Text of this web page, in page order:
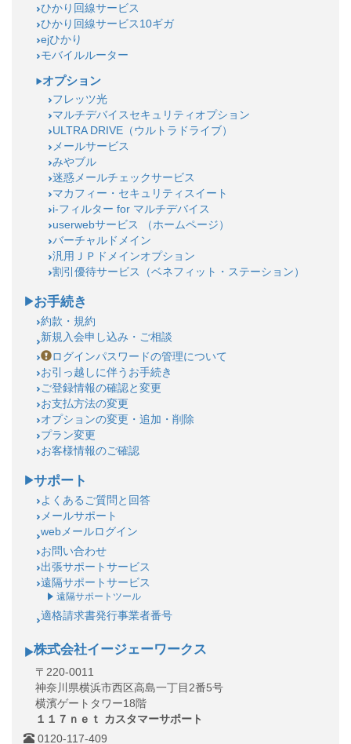
ひかり回線サービス
ひかり回線サービス10ギガ
ejひかり
モバイルルーター
オプション
フレッツ光
マルチデバイスセキュリティオプション
ULTRA DRIVE（ウルトラドライブ）
メールサービス
みやブル
迷惑メールチェックサービス
マカフィー・セキュリティスイート
i-フィルター for マルチデバイス
userwebサービス （ホームページ）
バーチャルドメイン
汎用ＪＰドメインオプション
割引優待サービス（ベネフィット・ステーション）
お手続き
約款・規約
新規入会申し込み・ご相談
ログインパスワードの管理について
お引っ越しに伴うお手続き
ご登録情報の確認と変更
お支払方法の変更
オプションの変更・追加・削除
プラン変更
お客様情報のご確認
サポート
よくあるご質問と回答
メールサポート
webメールログイン
お問い合わせ
出張サポートサービス
遠隔サポートサービス
遠隔サポートツール
適格請求書発行事業者番号
株式会社イージェーワークス
〒220-0011
神奈川県横浜市西区高島一丁目2番5号
横濱ゲートタワー18階
１１７ｎｅｔ カスタマーサポート
0120-117-409